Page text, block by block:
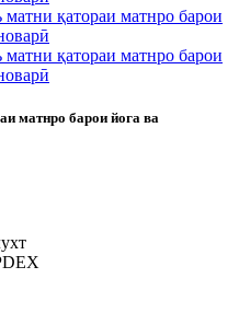
матнро барои йога ва